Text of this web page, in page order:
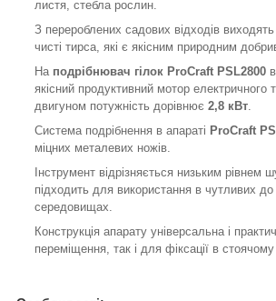
листя, стебла рослин.
З перероблених садових відходів виходять
чисті тирса, які є якісним природним
На подрібнювач гілок ProСraft PSL2800
якісний продуктивний мотор електричного
двигуном потужність дорівнює 2,8 кВт
Система подрібнення в апараті ProCraft
міцних металевих ножів.
Інструмент відрізняється низьким рівнем
підходить для використання в чутливих
середовищах.
Конструкція апарату універсальна і
переміщення, так і для фіксації в стоячому